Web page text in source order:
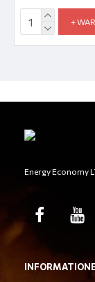
+
Energy Economy